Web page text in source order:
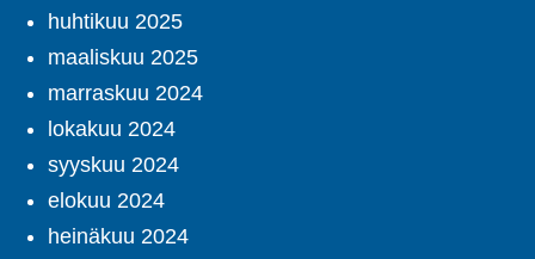
huhtikuu 2025
maaliskuu 2025
marraskuu 2024
lokakuu 2024
syyskuu 2024
elokuu 2024
heinäkuu 2024